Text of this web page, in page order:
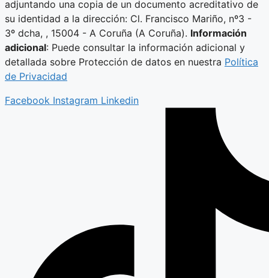
adjuntando una copia de un documento acreditativo de
su identidad a la dirección: Cl. Francisco Mariño, nº3 -
3º dcha, , 15004 - A Coruña (A Coruña). Información
adicional: Puede consultar la información adicional y
detallada sobre Protección de datos en nuestra Política
de Privacidad
Facebook Instagram Linkedin